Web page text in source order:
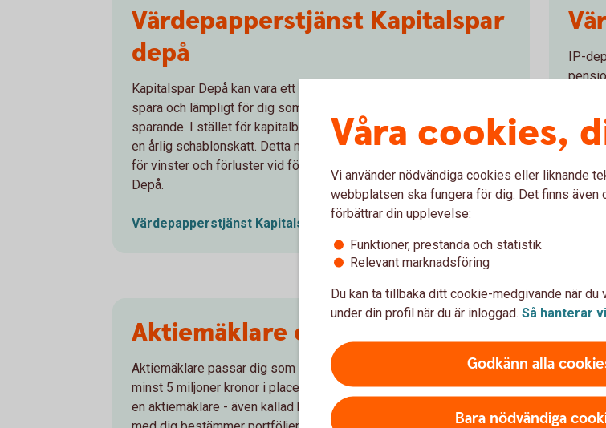
Värdepapperstjänst Kapitalspar
depå
Kapitalspar Depå kan vara ett skattemässigt fördelaktigt sätt att
spara och lämpligt för dig som är aktiv och engagerad i ditt
sparande. I stället för kapitalbeskattning vid försäljning betalar du
en årlig schablonskatt. Detta medför att du inte behöver deklarera
för vinster och förluster vid försäljning av innehav inom Kapitalspar
Depå.
Värdepapperstjänst Kapitalspar Depå
Aktiemäklare och Covered Call
Aktiemäklare passar dig som gör minst 20 affärer per år och har
minst 5 miljoner kronor i placerbart belopp. Tjänsten ger tillgång till
en aktiemäklare - även kallad kapitalförvaltare - som tillsammans
IP-
Våra cookies,
Vi använder nödvändiga cookies eller liknande
webbplatsen ska fungera för dig. Det finns även
förbättrar din upplevelse:
Funktioner, prestanda och statistik
Relevant marknadsföring
Du kan ta tillbaka ditt cookie-medgivande när
under din profil när du är inloggad. Så hanterar vi
Godkänn alla
Bara nödvändiga